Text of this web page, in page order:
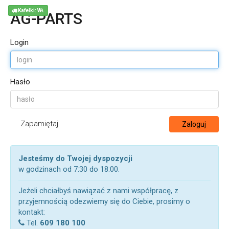
AG-PARTS
Login
Hasło
Zapamiętaj Zaloguj
Jesteśmy do Twojej dyspozycji
w godzinach od 7:30 do 18:00.
Jeżeli chciałbyś nawiązać z nami współpracę, z
przyjemnością odezwiemy się do Ciebie, prosimy o
kontakt:
Tel. 609 180 100
Kafelki: WŁ